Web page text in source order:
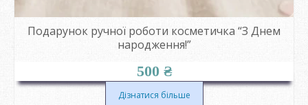
Подарунок ручної роботи косметичка “З Днем
народження!”
500 ₴
Дізнатися більше